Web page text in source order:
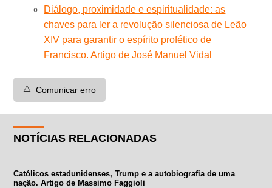
Diálogo, proximidade e espiritualidade: as
chaves para ler a revolução silenciosa de Leão
XIV para garantir o espírito profético de
Francisco. Artigo de José Manuel Vidal
⚠️ Comunicar erro
NOTÍCIAS RELACIONADAS
Católicos estadunidenses, Trump e a autobiografia de uma
nação. Artigo de Massimo Faggioli